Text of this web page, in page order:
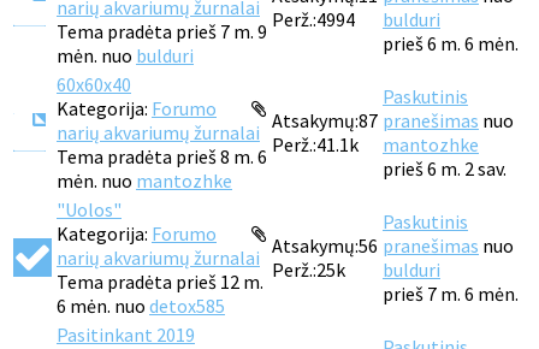
narių akvariumų žurnalai
Tema pradėta prieš 7 m. 9
mėn. nuo bulduri
Perž.:4994
bulduri
prieš 6 m. 6 mėn.
60x60x40
Kategorija: Forumo
narių akvariumų žurnalai
Tema pradėta prieš 8 m. 6
mėn. nuo mantozhke
Atsakymų:87
Perž.:41.1k
Paskutinis
pranešimas nuo
mantozhke
prieš 6 m. 2 sav.
"Uolos"
Kategorija: Forumo
narių akvariumų žurnalai
Tema pradėta prieš 12 m.
6 mėn. nuo detox585
Atsakymų:56
Perž.:25k
Paskutinis
pranešimas nuo
bulduri
prieš 7 m. 6 mėn.
Pasitinkant 2019